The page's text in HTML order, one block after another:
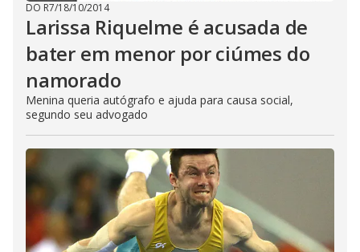
DO R7/18/10/2014
Larissa Riquelme é acusada de
bater em menor por ciúmes do
namorado
Menina queria autógrafo e ajuda para causa social,
segundo seu advogado